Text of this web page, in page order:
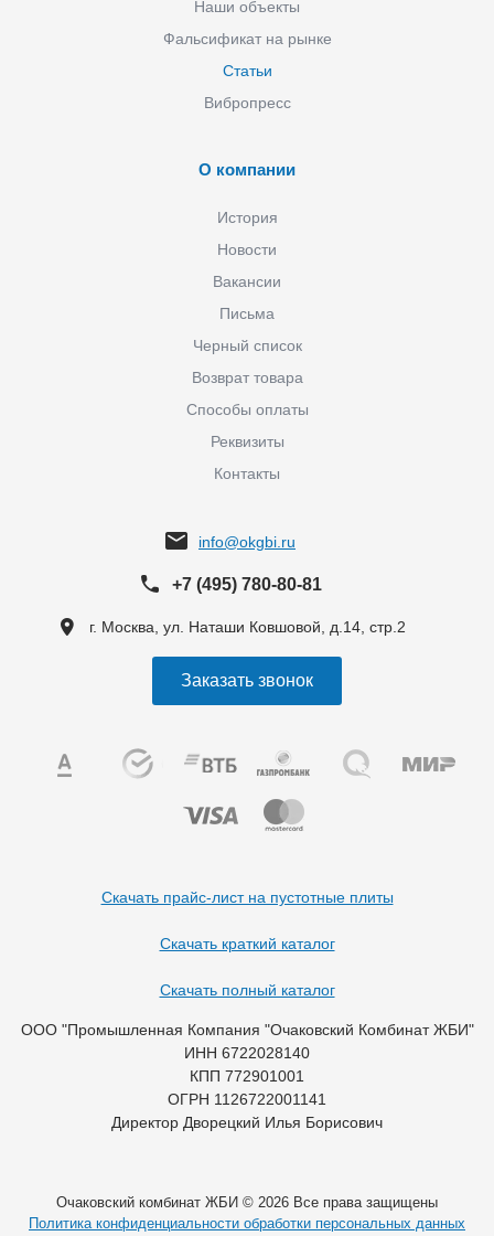
Наши объекты
Фальсификат на рынке
Статьи
Вибропресс
О компании
История
Новости
Вакансии
Письма
Черный список
Возврат товара
Способы оплаты
Реквизиты
Контакты
info@okgbi.ru
+7 (495) 780-80-81
г. Москва, ул. Наташи Ковшовой, д.14, стр.2
Заказать звонок
Скачать прайс-лист на пустотные плиты
Скачать краткий каталог
Скачать полный каталог
ООО "Промышленная Компания "Очаковский Комбинат ЖБИ"
ИНН 6722028140
КПП 772901001
ОГРН 1126722001141
Директор Дворецкий Илья Борисович
Очаковский комбинат ЖБИ © 2026 Все права защищены
Политика конфиденциальности обработки персональных данных